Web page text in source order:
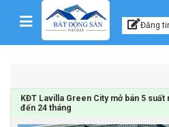
Skip to content Kênh
Đăng
KĐT Lavilla Green City mở bán 5 suất
đến 24 tháng